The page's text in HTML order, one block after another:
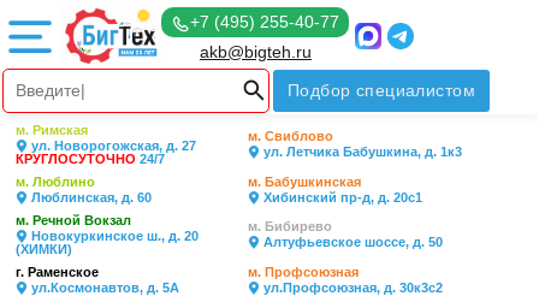
+7 (495) 255-40-77
akb@bigteh.ru
Подбор специалистом
м. Римская
ул. Новорогожская, д. 27
КРУГЛОСУТОЧНО 24/7
м. Свиблово
ул. Летчика Бабушкина, д. 1к3
м. Люблино
Люблинская, д. 60
м. Бабушкинская
Хибинский пр-д, д. 20с1
м. Речной Вокзал
Новокуркинское ш., д. 20
(ХИМКИ)
м. Бибирево
Алтуфьевское шоссе, д. 50
г. Раменское
ул.Космонавтов, д. 5А
м. Профсоюзная
ул.Профсоюзная, д. 30к3с2